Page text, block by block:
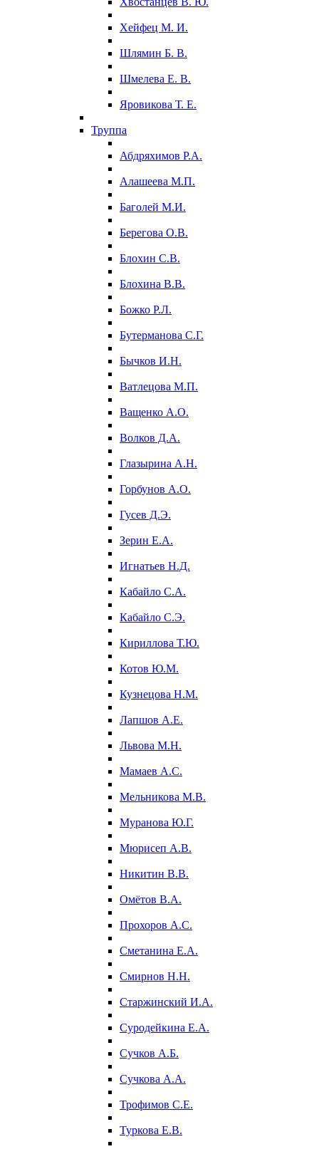
Хейфец М. И.
Шлямин Б. В.
Шмелева Е. В.
Яровикова Т. Е.
Труппа
Абдряхимов Р.А.
Алашеева М.П.
Баголей М.И.
Берегова О.В.
Блохин С.В.
Блохина В.В.
Божко Р.Л.
Бутерманова С.Г.
Бычков И.Н.
Ватлецова М.П.
Ващенко А.О.
Волков Д.А.
Глазырина А.Н.
Горбунов А.О.
Гусев Д.Э.
Зерин Е.А.
Игнатьев Н.Д.
Кабайло С.А.
Кабайло С.Э.
Кириллова Т.Ю.
Котов Ю.М.
Кузнецова Н.М.
Лапшов А.Е.
Львова М.Н.
Мамаев А.С.
Мельникова М.В.
Муранова Ю.Г.
Мюрисеп А.В.
Никитин В.В.
Омётов В.А.
Прохоров А.С.
Сметанина Е.А.
Смирнов Н.Н.
Старжинский И.А.
Суродейкина Е.А.
Сучков А.Б.
Сучкова А.А.
Трофимов С.Е.
Туркова Е.В.